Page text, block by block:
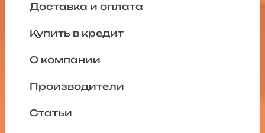
Доставка и оплата
Купить в кредит
О компании
Производители
Статьи